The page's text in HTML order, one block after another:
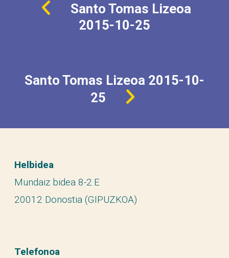
Santo Tomas Lizeoa
2015-10-25
Santo Tomas Lizeoa 2015-10-
25
Helbidea
Mundaiz bidea 8-2.E
20012 Donostia (GIPUZKOA)
Telefonoa